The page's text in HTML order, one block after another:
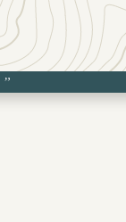
”